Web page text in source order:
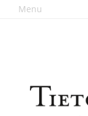
Menu